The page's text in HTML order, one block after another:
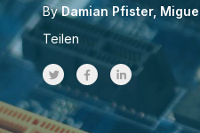
By Damian Pfister
Teilen
Share on Twitter
Share on Facebook
Share on